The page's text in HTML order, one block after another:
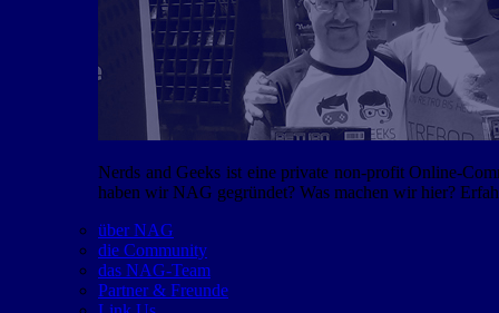
Nerds and Geeks ist eine private non-profit Online-
haben wir NAG gegründet? Was machen wir hier?
über NAG
die Community
das NAG-Team
Partner & Freunde